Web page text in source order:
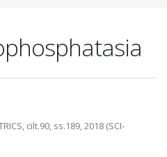
cilt.90, ss.189, 2018 (SCI-